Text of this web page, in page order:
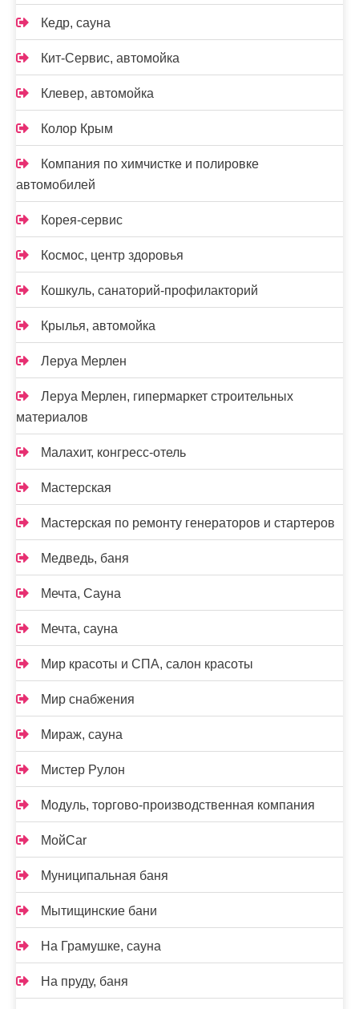
Кедр, сауна
Кит-Сервис, автомойка
Клевер, автомойка
Колор Крым
Компания по химчистке и полировке
автомобилей
Корея-сервис
Космос, центр здоровья
Кошкуль, санаторий-профилакторий
Крылья, автомойка
Леруа Мерлен
Леруа Мерлен, гипермаркет строительных
материалов
Малахит, конгресс-отель
Мастерская
Мастерская по ремонту генераторов и стартеров
Медведь, баня
Мечта, Сауна
Мечта, сауна
Мир красоты и СПА, салон красоты
Мир снабжения
Мираж, сауна
Мистер Рулон
Модуль, торгово-производственная компания
МойCar
Муниципальная баня
Мытищинские бани
На Грамушке, сауна
На пруду, баня